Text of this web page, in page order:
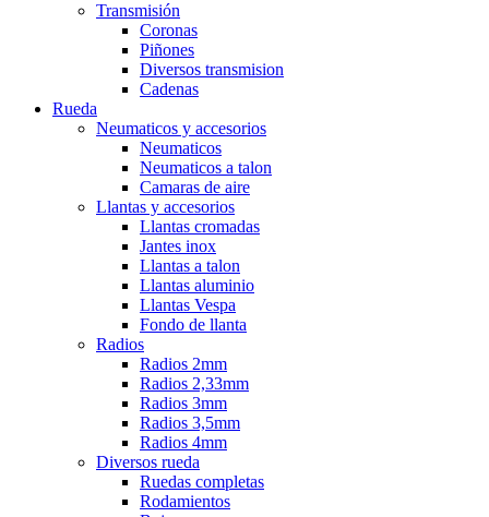
Transmisión
Coronas
Piñones
Diversos transmision
Cadenas
Rueda
Neumaticos y accesorios
Neumaticos
Neumaticos a talon
Camaras de aire
Llantas y accesorios
Llantas cromadas
Jantes inox
Llantas a talon
Llantas aluminio
Llantas Vespa
Fondo de llanta
Radios
Radios 2mm
Radios 2,33mm
Radios 3mm
Radios 3,5mm
Radios 4mm
Diversos rueda
Ruedas completas
Rodamientos